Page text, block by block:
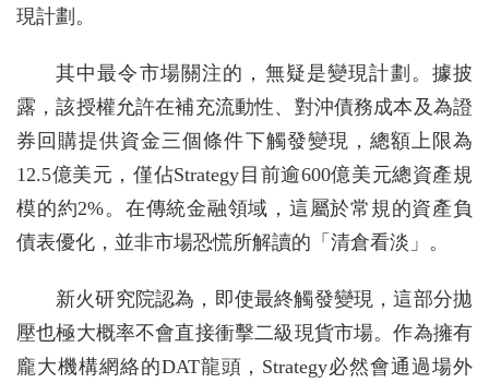
現計劃。
其中最令市場關注的，無疑是變現計劃。據披
露，該授權允許在補充流動性、對沖債務成本及為證
券回購提供資金三個條件下觸發變現，總額上限為
12.5億美元，僅佔Strategy目前逾600億美元總資產規
模的約2%。在傳統金融領域，這屬於常規的資產負
債表優化，並非市場恐慌所解讀的「清倉看淡」。
新火研究院認為，即使最終觸發變現，這部分拋
壓也極大概率不會直接衝擊二級現貨市場。作為擁有
龐大機構網絡的DAT龍頭，Strategy必然會通過場外